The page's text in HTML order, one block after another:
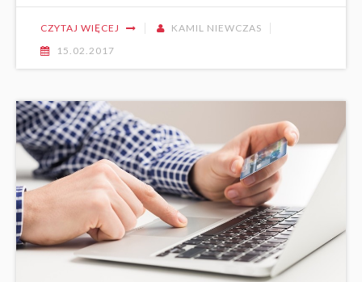
CZYTAJ WIĘCEJ
KAMIL NIEWCZAS
15.02.2017